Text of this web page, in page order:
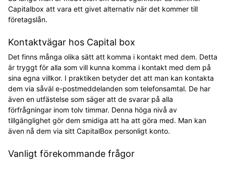
Capitalbox att vara ett givet alternativ när det kommer till
företagslån.
Kontaktvägar hos Capital box
Det finns många olika sätt att komma i kontakt med dem. Detta
är tryggt för alla som vill kunna komma i kontakt med dem på
sina egna villkor. I praktiken betyder det att man kan kontakta
dem via såväl e-postmeddelanden som telefonsamtal. De har
även en utfästelse som säger att de svarar på alla
förfrågningar inom tolv timmar. Denna höga nivå av
tillgänglighet gör dem smidiga att ha att göra med. Man kan
även nå dem via sitt CapitalBox personligt konto.
Vanligt förekommande frågor